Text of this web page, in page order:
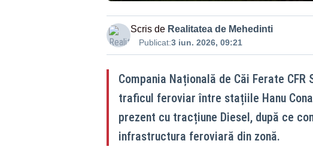
Scris de Realitatea de Mehedinti
Publicat:3 iun. 2026, 09:21
Compania Națională de Căi Ferate
traficul feroviar între stațiile Hanu
prezent cu tracțiune Diesel, după ce
infrastructura feroviară din zonă.